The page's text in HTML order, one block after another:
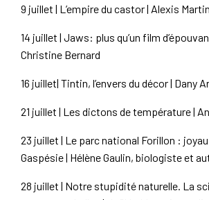
9 juillet | L’empire du castor | Alexis
14 juillet | Jaws: plus qu’un film
Christine Bernard
16 juillet| Tintin, l’envers du décor | Dany
21 juillet | Les dictons de température |
23 juillet | Le parc national Forillon :
Gaspésie | Hélène Gaulin, biologiste et
28 juillet | Notre stupidité naturelle. La